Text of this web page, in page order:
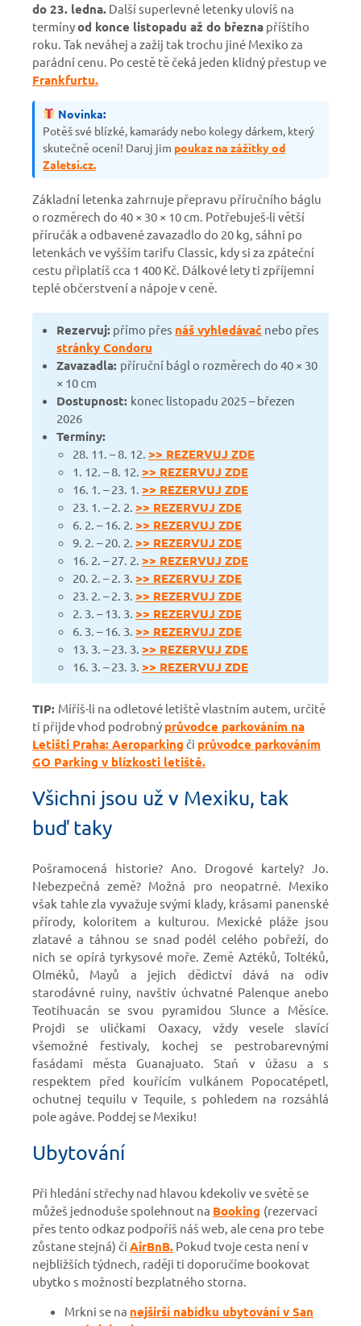
do 23. ledna. Další superlevné letenky ulovíš na
termínyod konce listopadu až do března příštího
roku. Tak neváhej a zažij tak trochu jiné Mexiko za
parádní cenu. Po cestě tě čeká jeden klidný přestup ve
Frankfurtu.
Novinka:
Potěš své blízké, kamarády nebo kolegy dárkem, který
skutečně ocení! Daruj jim poukaz na zážitky od
Zaletsi.cz.
Základní letenka zahrnuje přepravu příručního báglu
o rozměrech do 40 × 30 × 10 cm. Potřebuješ-li větší
příručák a odbavené zavazadlo do 20 kg, sáhni po
letenkách ve vyšším tarifu Classic, kdy si za zpáteční
cestu připlatíš cca 1 400 Kč. Dálkové lety ti zpříjemní
teplé občerstvení a nápoje v ceně.
Rezervuj: přímo přes náš vyhledávač nebo přes
stránky Condoru
Zavazadla: příruční bágl o rozměrech do 40 × 30
× 10 cm
Dostupnost: konec listopadu 2025 – březen
2026
Termíny:
28. 11. – 8. 12. >> REZERVUJ ZDE
1. 12. – 8. 12. >> REZERVUJ ZDE
16. 1. – 23. 1. >> REZERVUJ ZDE
23. 1. – 2. 2. >> REZERVUJ ZDE
6. 2. – 16. 2. >> REZERVUJ ZDE
9. 2. – 20. 2. >> REZERVUJ ZDE
16. 2. – 27. 2. >> REZERVUJ ZDE
20. 2. – 2. 3. >> REZERVUJ ZDE
23. 2. – 2. 3. >> REZERVUJ ZDE
2. 3. – 13. 3. >> REZERVUJ ZDE
6. 3. – 16. 3. >> REZERVUJ ZDE
13. 3. – 23. 3. >> REZERVUJ ZDE
16. 3. – 23. 3. >> REZERVUJ ZDE
TIP: Míříš-li na odletové letiště vlastním autem, určitě
ti přijde vhod podrobný průvodce parkováním na
Letišti Praha: Aeroparking či průvodce parkováním
GO Parking v blízkosti letiště.
Všichni jsou už v Mexiku, tak
buď taky
Pošramocená historie? Ano. Drogové kartely? Jo.
Nebezpečná země? Možná pro neopatrné. Mexiko
však tahle zla vyvažuje svými klady, krásami panenské
přírody, koloritem a kulturou. Mexické pláže jsou
zlatavé a táhnou se snad podél celého pobřeží, do
nich se opírá tyrkysové moře. Země Aztéků, Toltéků,
Olméků, Mayů a jejich dědictví dává na odiv
starodávné ruiny, navštiv úchvatné Palenque anebo
Teotihuacán se svou pyramidou Slunce a Měsíce.
Projdi se uličkami Oaxacy, vždy vesele slavící
všemožné festivaly, kochej se pestrobarevnými
fasádami města Guanajuato. Staň v úžasu a s
respektem před kouřícím vulkánem Popocatépetl,
ochutnej tequilu v Tequile, s pohledem na rozsáhlá
pole agáve. Poddej se Mexiku!
Ubytování
Při hledání střechy nad hlavou kdekoliv ve světě se
můžeš jednoduše spolehnout na Booking (rezervací
přes tento odkaz podpoříš náš web, ale cena pro tebe
zůstane stejná) či AirBnB. Pokud tvoje cesta není v
nejbližších týdnech, raději ti doporučíme bookovat
ubytko s možností bezplatného storna.
Mrkni se na nejširší nabídku ubytování v San